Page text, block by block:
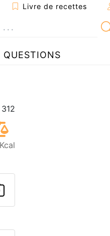
Livre de recettes
QUESTIONS
à un ami
page
une
votre